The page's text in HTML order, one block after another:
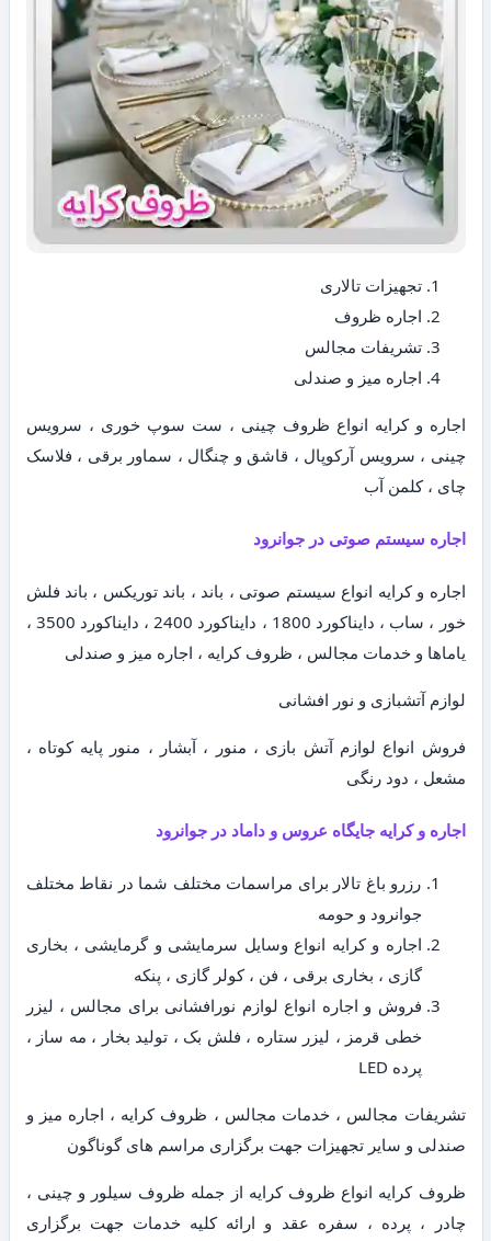
تجهیزات تالاری
اجاره ظروف
تشریفات مجالس
اجاره میز و صندلی
اجاره و کرایه انواع ظروف چینی ، ست سوپ خوری ، سرویس
چینی ، سرویس آرکوپال ، قاشق و چنگال ، سماور برقی ، فلاسک
چای ، کلمن آب
اجاره سیستم صوتی در جوانرود
اجاره و کرایه انواع سیستم صوتی ، باند ، باند توریکس ، باند فلش
خور ، ساب ، دایناکورد 1800 ، دایناکورد 2400 ، دایناکورد 3500 ،
یاماها و خدمات مجالس ، ظروف کرایه ، اجاره میز و صندلی
لوازم آتشبازی و نور افشانی
فروش انواع لوازم آتش بازی ، منور ، آبشار ، منور پایه کوتاه ،
مشعل ، دود رنگی
اجاره و کرایه جایگاه عروس و داماد در جوانرود
رزرو باغ تالار برای مراسمات مختلف شما در نقاط مختلف
جوانرود و حومه
اجاره و کرایه انواع وسایل سرمایشی و گرمایشی ، بخاری
گازی ، بخاری برقی ، فن ، کولر گازی ، پنکه
فروش و اجاره انواع لوازم نورافشانی برای مجالس ، لیزر
خطی قرمز ، لیزر ستاره ، فلش بک ، تولید بخار ، مه ساز ،
پرده LED
تشریفات مجالس ، خدمات مجالس ، ظروف کرایه ، اجاره میز و
صندلی و سایر تجهیزات جهت برگزاری مراسم های گوناگون
ظروف کرایه انواع ظروف کرایه از جمله ظروف سیلور و چینی ،
چادر ، پرده ، سفره عقد و ارائه کلیه خدمات جهت برگزاری